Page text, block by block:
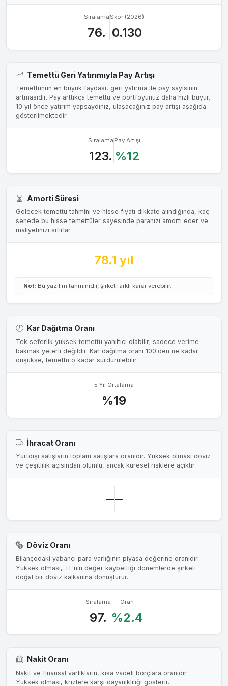
Sıralama
76.
Skor (2026)
0.130
Temettü Geri Yatırımıyla Pay Artışı
Temettünün en büyük faydası, geri yatırma ile pay sayısının
artmasıdır. Pay arttıkça temettü ve portföyünüz daha hızlı büyür.
10 yıl önce yatırım yapsaydınız, ulaşacağınız pay artışı aşağıda
gösterilmektedir.
Sıralama
123.
Pay Artışı
%12
Amorti Süresi
Gelecek temettü tahmini ve hisse fiyatı dikkate alındığında, kaç
senede bu hisse temettüler sayesinde paranızı amorti eder ve
maliyetinizi sıfırlar.
78.1 yıl
Not: Bu yazılım tahminidir, şirket farklı karar verebilir.
Kar Dağıtma Oranı
Tek seferlik yüksek temettü yanıltıcı olabilir; sadece verime
bakmak yeterli değildir. Kar dağıtma oranı 100'den ne kadar
düşükse, temettü o kadar sürdürülebilir.
5 Yıl Ortalama
%19
İhracat Oranı
Yurtdışı satışların toplam satışlara oranıdır. Yüksek olması döviz
ve çeşitlilik açısından olumlu, ancak küresel risklere açıktır.
——
Döviz Oranı
Bilançodaki yabancı para varlığının piyasa değerine oranıdır.
Yüksek olması, TL'nin değer kaybettiği dönemlerde şirketi
doğal bir döviz kalkanına dönüştürür.
Sıralama
97.
Oran
%2.4
Nakit Oranı
Nakit ve finansal varlıkların, kısa vadeli borçlara oranıdır.
Yüksek olması, krizlere karşı dayanıklılığı gösterir.